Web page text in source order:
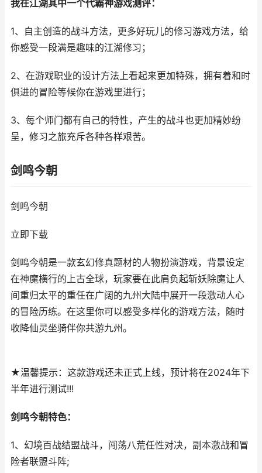
我在江湖其中一个代霸神游戏测评：
1、自主创造的战斗方法，更多好玩儿的修习游戏方法，给
你感受一段满是趣味的江湖修习；
2、在游戏职业的设计方法上看起来更加特殊，拥有着和时
俱进的冒险等候你在游戏里进行；
3、每个师门都有自己的特性，产生的战斗也更加精妙纷
呈，修习之旅充斥各种各样艰苦。
剑鸣今朝
剑鸣今朝
立即下载
剑鸣今朝是一款玄幻修真题材的人物扮演游戏，背景设定
在神魔横行的上古全球，玩家要在此肩负起斩妖除魔让人
间重归太平的重任在广阔的九州大陆中展开一段激动人心
的冒险历练。在这里你可以感受多样化的游戏方法，随时
收降仙灵坐骑伴你共游九州。
★温馨提示：这款游戏还未正式上线，预计将在2024年下
半年进行测试!!!
剑鸣今朝特色：
1、幻境百战结盟战斗，闯荡八荒任性对决，副本激战和冒
险者联盟斗阵;